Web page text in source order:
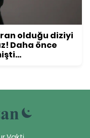
olduğu diziyi
Daha önce